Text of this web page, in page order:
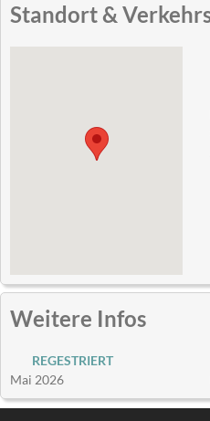
Standort &
Weitere Infos
REGESTRIERT
Mai 2026